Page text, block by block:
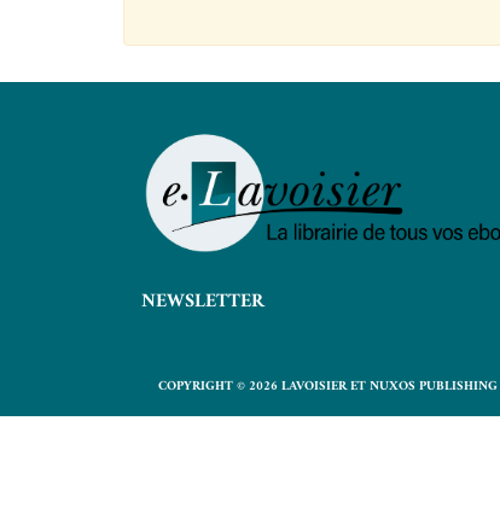
NEWSLETTER
COPYRIGHT © 2026 LAVOISIER ET NUXOS